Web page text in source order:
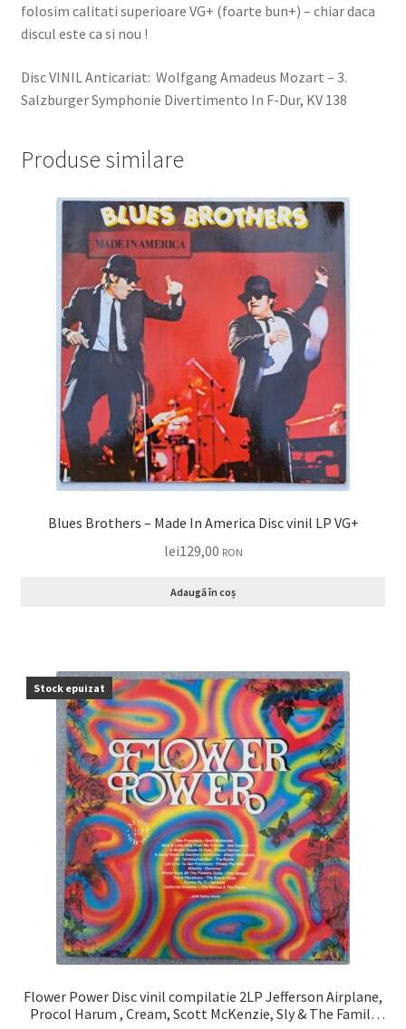
folosim calitati superioare VG+ (foarte bun+) – chiar daca
discul este ca si nou !
Disc VINIL Anticariat: Wolfgang Amadeus Mozart – 3.
Salzburger Symphonie Divertimento In F-Dur, KV 138
Produse similare
Blues Brothers – Made In America Disc vinil LP VG+
lei129,00 RON
Adaugă în coș
Stock epuizat
Flower Power Disc vinil compilatie 2LP Jefferson Airplane,
Procol Harum , Cream, Scott McKenzie, Sly & The Family